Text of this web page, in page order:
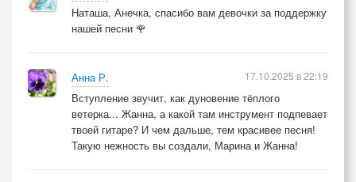
Наташа, Анечка, спасибо вам девочки за поддержку
нашей песни 🌹
Анна Р.
Вступление звучит, как дуновение тёплого
ветерка... Жанна, а какой там инструмент подпевает
твоей гитаре? И чем дальше, тем красивее песня!
Такую нежность вы создали, Марина и Жанна!
17.10.2025 в 22:19